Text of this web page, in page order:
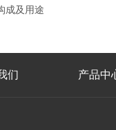
成及用途
们 产品中